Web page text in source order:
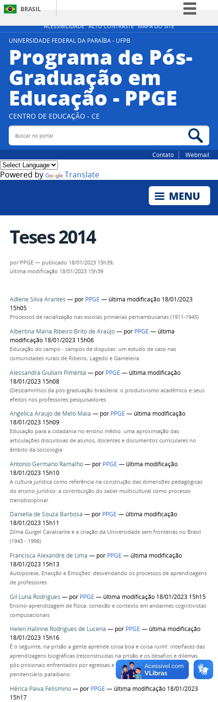
ACESSIBILIDADE ALTO CONTRASTE MAPA DO SITE
BRASIL
Simplifique!
Participe
Legislação
Canais
UNIVERSIDADE FEDERAL DA PARAÍBA - UFPB
Programa de Pós-
Graduação em
Educação - PPGE
CENTRO DE EDUCAÇÃO - CE
Buscar no portal
Contato Webmail
Powered by Translate
Teses 2014
por PPGE — publicado 18/01/2023 15h39,
última modificação 18/01/2023 15h39
Adlene Silva Arantes — por PPGE — última modificação 18/01/2023
15h05
Processos de racialização nas escolas primárias pernambucanas (1911-1945)
Albertina Maria Ribeiro Brito de Araújo— por PPGE — última
modificação 18/01/2023 15h06
Educação do campo - campos de disputas: um estudo de caso nas
comunidades rurais de Ribeiro, Lagedo e Gameleira
Alessandra Giuliani Pimenta — por PPGE — última modificação
18/01/2023 15h08
(Des)caminhos da pós-graduação brasileira: o produtivismo acadêmico e seus
efeitos nos professores pesquisadores
Angelica Araujo de Melo Maia — por PPGE — última modificação
18/01/2023 15h09
Educação para a cidadania no ensino médio: uma aproximação das
articulações discursivas de alunos, docentes e documentos curriculares no
âmbito da sociologia
Antonio Germano Ramalho— por PPGE — última modificação
18/01/2023 15h10
A cultura jurídica como referência na construção das dimensões pedagógicas
do ensino jurídico: a contribuição do saber multicultural como processo
transdisciplinar
Daniella de Souza Barbosa — por PPGE — última modificação
18/01/2023 15h11
Zilma Gurgel Cavalcante e a criação da Universidade sem fronteiras no Brasil
(1943 - 1998)
Francisca Alexandre de Lima — por PPGE — última modificação
18/01/2023 15h13
Autopoiese, Enacção e Emoções: desvendando os processos de aprendizagens
de professores
Gil Luna Rodrigues — por PPGE — última modificação 18/01/2023 15h15
Ensino-aprendizagem de física: conexão e contexto em andaimes cognitivistas
computacionais
Helen Halinne Rodrigues de Lucena — por PPGE — última modificação
18/01/2023 15h16
É o seguinte, na prisão a gente aprende coisa boa e coisa ruim!: interfaces das
aprendizagens biográficas (re)construídas na prisão e os desafios e dilemas
pós-prisionais enfrentados por egressas e reincidentes do sistema
penitenciário paraibano
Hérica Paiva Felismino— por PPGE — última modificação 18/01/2023
15h17